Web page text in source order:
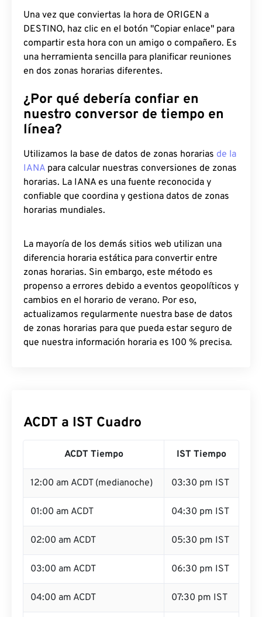
Una vez que conviertas la hora de ORIGEN a
DESTINO, haz clic en el botón "Copiar enlace" para
compartir esta hora con un amigo o compañero. Es
una herramienta sencilla para planificar reuniones
en dos zonas horarias diferentes.
¿Por qué debería confiar en
nuestro conversor de tiempo en
línea?
Utilizamos la base de datos de zonas horarias de la
IANA para calcular nuestras conversiones de zonas
horarias. La IANA es una fuente reconocida y
confiable que coordina y gestiona datos de zonas
horarias mundiales.
La mayoría de los demás sitios web utilizan una
diferencia horaria estática para convertir entre
zonas horarias. Sin embargo, este método es
propenso a errores debido a eventos geopolíticos y
cambios en el horario de verano. Por eso,
actualizamos regularmente nuestra base de datos
de zonas horarias para que pueda estar seguro de
que nuestra información horaria es 100 % precisa.
ACDT a IST Cuadro
ACDT Tiempo IST Tiempo
12:00 am ACDT (medianoche) 03:30 pm IST
01:00 am ACDT 04:30 pm IST
02:00 am ACDT 05:30 pm IST
03:00 am ACDT 06:30 pm IST
04:00 am ACDT 07:30 pm IST